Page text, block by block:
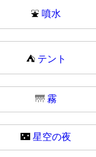
⛲ 噴水
⛺ テント
🌁 霧
🌃 星空の夜